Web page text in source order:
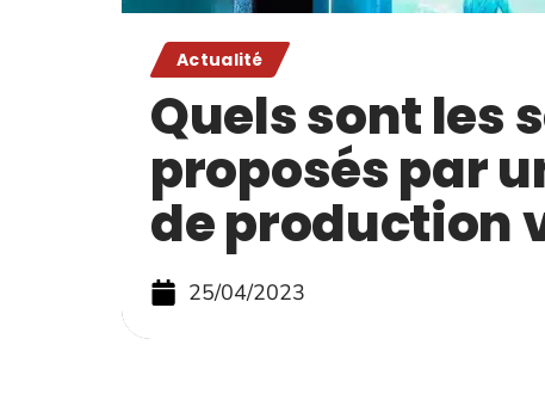
Actualité
Quels sont les
proposés par
de production
25/04/2023